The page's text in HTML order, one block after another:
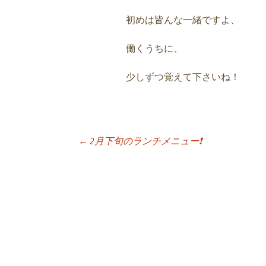
初めは皆んな一緒ですよ、
働くうちに、
少しずつ覚えて下さいね！
← 2月下旬のランチメニュー❗️